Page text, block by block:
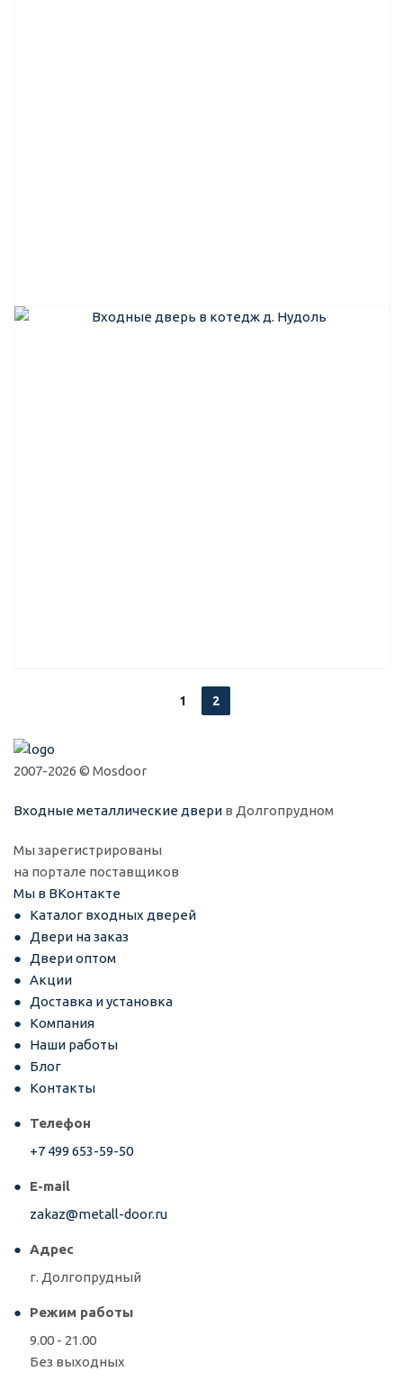
1 2
2007-2026 © Mosdoor
Входные металлические двери в Долгопрудном
Мы зарегистрированы
на портале поставщиков
Мы в ВКонтакте
Каталог входных дверей
Двери на заказ
Двери оптом
Акции
Доставка и установка
Компания
Наши работы
Блог
Контакты
Телефон
+7 499 653-59-50
E-mail
zakaz@metall-door.ru
Адрес
г. Долгопрудный
Режим работы
9.00 - 21.00
Без выходных